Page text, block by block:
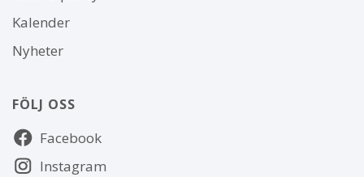
webbplatsen
Kalender
Nyheter
FÖLJ OSS
Följ
oss Facebook
Instagram